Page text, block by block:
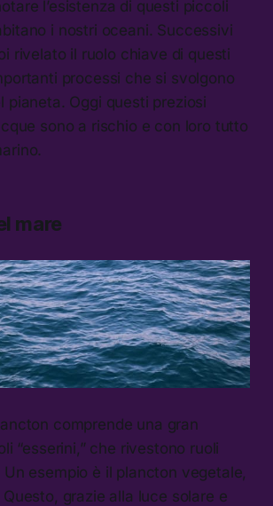
l’esistenza di questi piccoli
i nostri oceani. Successivi
rivelato il ruolo chiave di questi
processi che si svolgono
pianeta. Oggi questi preziosi
sono a rischio e con loro tutto
mare
comprende una gran
“esserini,” che rivestono ruoli
esempio è il plancton vegetale,
grazie alla luce solare e